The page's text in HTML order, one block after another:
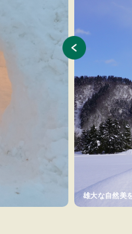
雄大な自然美